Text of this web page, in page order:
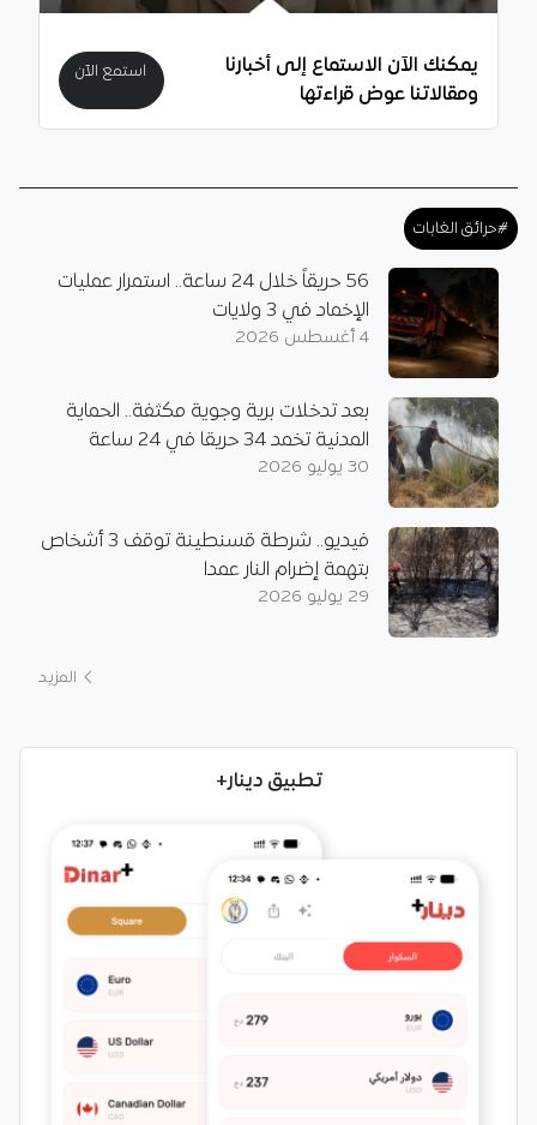
يمكنك الآن الاستماع إلى أخبارنا
ومقالاتنا عوض قراءتها
استمع الآن
#حرائق الغابات
56 حريقاً خلال 24 ساعة.. استمرار عمليات
الإخماد في 3 ولايات
4 أغسطس 2026
بعد تدخلات برية وجوية مكثفة.. الحماية
المدنية تخمد 34 حريقا في 24 ساعة
30 يوليو 2026
فيديو.. شرطة قسنطينة توقف 3 أشخاص
بتهمة إضرام النار عمدا
29 يوليو 2026
المزيد
تطبيق دينار+